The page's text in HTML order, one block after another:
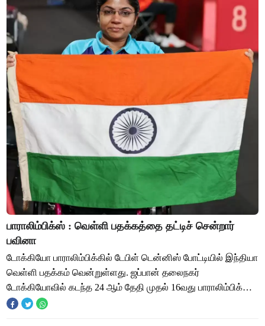
பாராலிம்பிக்ஸ் : வெள்ளி பதக்கத்தை தட்டிச் சென்றார்
பவினா
டோக்கியோ பாராலிம்பிக்கில் டேபிள் டென்னிஸ் போட்டியில் இந்தியா
வெள்ளி பதக்கம் வென்றுள்ளது. ஜப்பான் தலைநகர்
டோக்கியோவில் கடந்த 24 ஆம் தேதி முதல் 16வது பாராலிம்பிக்
போட்டிகள் நடந்து வருகிறது. மாற்றுத்திற